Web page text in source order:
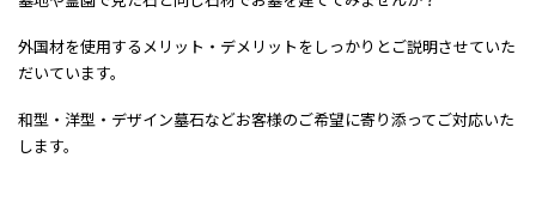
外国材を使用するメリット・デメリットをしっかりとご説明させていた
だいています。
和型・洋型・デザイン墓石などお客様のご希望に寄り添ってご対応いた
します。